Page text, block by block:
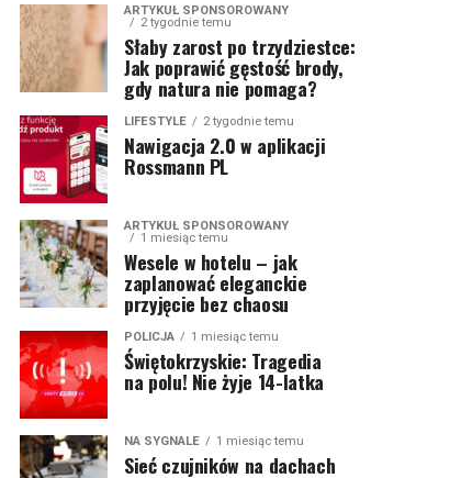
ARTYKUŁ SPONSOROWANY
2 tygodnie temu
Słaby zarost po trzydziestce:
Jak poprawić gęstość brody,
gdy natura nie pomaga?
LIFESTYLE 2 tygodnie temu
Nawigacja 2.0 w aplikacji
Rossmann PL
ARTYKUŁ SPONSOROWANY
1 miesiąc temu
Wesele w hotelu – jak
zaplanować eleganckie
przyjęcie bez chaosu
POLICJA 1 miesiąc temu
Świętokrzyskie: Tragedia
na polu! Nie żyje 14-latka
NA SYGNALE 1 miesiąc temu
Sieć czujników na dachach